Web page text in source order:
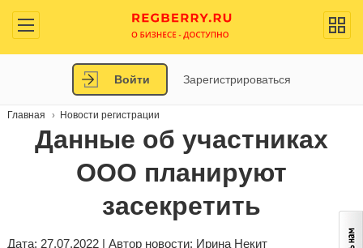
Войти Зарегистрироваться
Главная Новости регистрации
Данные об участниках
ООО планируют
засекретить
Дата: 27.07.2022 | Автор новости: Ирина Некит